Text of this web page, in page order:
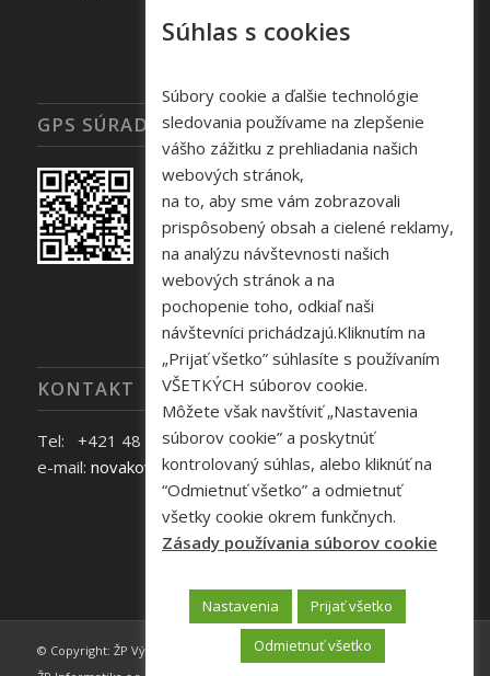
GPS SÚRADNICE
KONTAKT
Tel: +421 48 645 40 35
e-mail: novakova@zelpo.sk
© Copyright: ŽP Výskumno - vývojové centrum s r.o., | Webdesign by
Súhlas s cookies
Súbory cookie a ďalšie technológie
sledovania používame na zlepšenie
vášho zážitku z prehliadania našich
webových stránok,
na to, aby sme vám zobrazovali
prispôsobený obsah a cielené reklamy,
na analýzu návštevnosti našich
webových stránok a na
pochopenie toho, odkiaľ naši
návštevníci prichádzajú.Kliknutím na
„Prijať všetko” súhlasíte s používaním
VŠETKÝCH súborov cookie.
Môžete však navštíviť „Nastavenia
súborov cookie” a poskytnúť
kontrolovaný súhlas, alebo kliknúť na
“Odmietnuť všetko” a odmietnuť
všetky cookie okrem funkčnych.
Zásady používania súborov cookie
Nastavenia
Prijať všetko
Odmietnuť všetko